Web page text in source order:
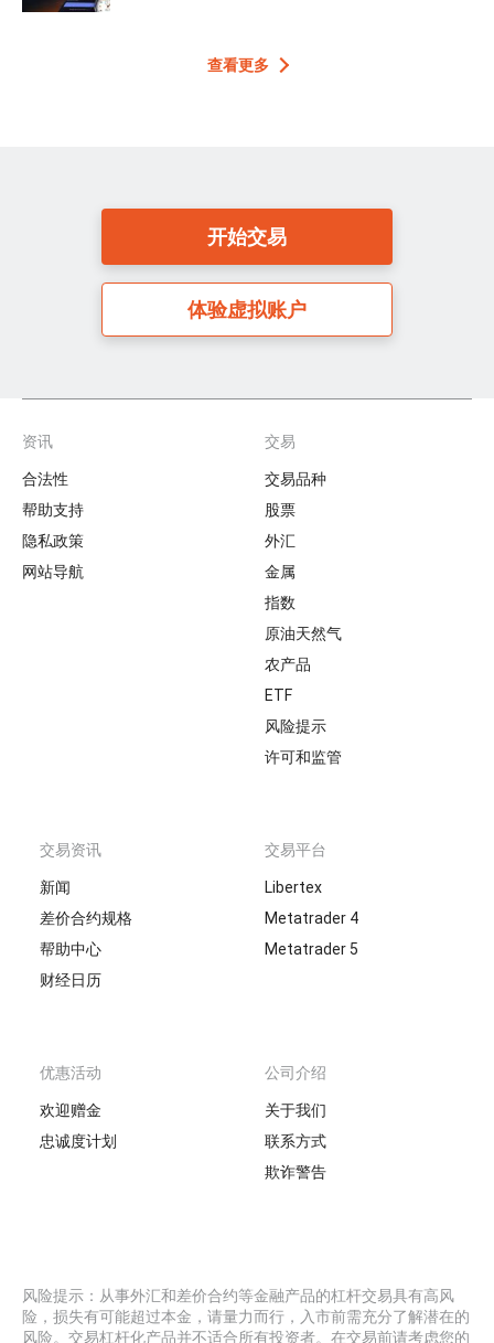
查看更多
开始交易
体验虚拟账户
Footer
资讯
合法性
帮助支持
隐私政策
网站导航
交易
交易品种
股票
外汇
金属
指数
原油天然气
农产品
ETF
风险提示
许可和监管
交易资讯
新闻
差价合约规格
帮助中心
财经日历
交易平台
Libertex
Metatrader 4
Metatrader 5
优惠活动
欢迎赠金
忠诚度计划
公司介绍
关于我们
联系方式
欺诈警告
风险提示：从事外汇和差价合约等金融产品的杠杆交易具有高风
险，损失有可能超过本金，请量力而行，入市前需充分了解潜在的
风险。交易杠杆化产品并不适合所有投资者。在交易前请考虑您的